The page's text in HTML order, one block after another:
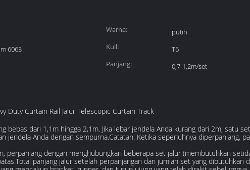
Warna:
putih
6063 Kuil:
T6
Panjang: 0,7-1,2m/set
Duty Curtain Rail Jalur Telescopic Curtain Track
bebas dari 1,1m hingga 2,1m. Jika lebar jendela Anda kurang dari 2m, satu
jendela Anda dengan sempurna.Catatan: Ketika sepenuhnya diperpanjang,
perpanjang dengan menghubungkan beberapa set jalur (membutuhkan
panjang jalur setelah perpanjangan dan jumlah set yang dibutuhkan